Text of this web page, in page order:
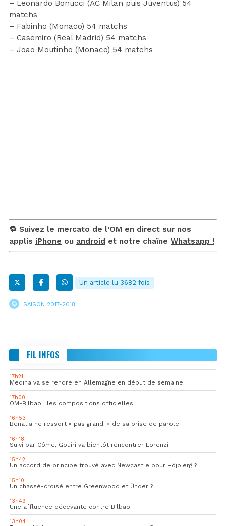
– Leonardo Bonucci (AC Milan puis Juventus) 54
matchs
– Fabinho (Monaco) 54 matchs
– Casemiro (Real Madrid) 54 matchs
– Joao Moutinho (Monaco) 54 matchs
🔁 Suivez le mercato de l’OM en direct sur nos
applis iPhone ou android et notre chaîne Whatsapp !
Un article lu 3682 fois
SAISON 2017-2018
FIL INFOS
17h21
Medina va se rendre en Allemagne en début de semaine
17h00
OM-Bilbao : les compositions officielles
16h53
Benatia ne ressort « pas grandi » de sa prise de parole
16h18
Suivi par Côme, Gouiri va bientôt rencontrer Lorenzi
15h42
Un accord de principe trouvé avec Newcastle pour Höjbjerg ?
15h10
Un chassé-croisé entre Greenwood et Ünder ?
13h49
Une affluence décevante contre Bilbao
13h04